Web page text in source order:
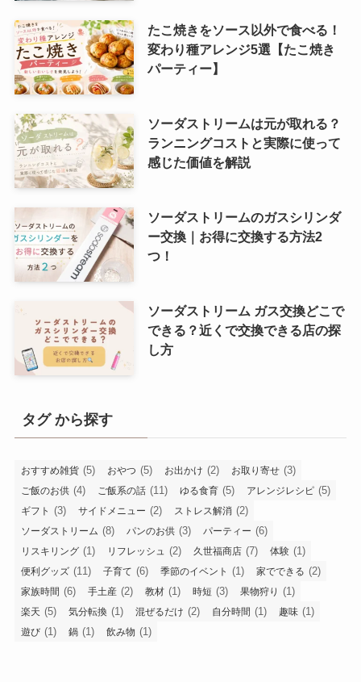
たこ焼きをソース以外で食べる！
変わり種アレンジ5選【たこ焼き
パーティー】
ソーダストリームは元が取れる？
ランニングコストと実際に使って
感じた価値を解説
ソーダストリームのガスシリンダ
ー交換｜お得に交換する方法2
つ！
ソーダストリーム ガス交換どこで
できる？近くで交換できる店の探
し方
タグ から探す
おすすめ雑貨 (5) おやつ (5) お出かけ (2) お取り寄せ (3)
ご飯のお供 (4) ご飯系の話 (11) ゆる食育 (5) アレンジレシピ (5)
ギフト (3) サイドメニュー (2) ストレス解消 (2)
ソーダストリーム (8) パンのお供 (3) パーティー (6)
リスキリング (1) リフレッシュ (2) 久世福商店 (7) 体験 (1)
便利グッズ (11) 子育て (6) 季節のイベント (1) 家でできる (2)
家族時間 (6) 手土産 (2) 教材 (1) 時短 (3) 果物狩り (1)
楽天 (5) 気分転換 (1) 混ぜるだけ (2) 自分時間 (1) 趣味 (1)
遊び (1) 鍋 (1) 飲み物 (1)